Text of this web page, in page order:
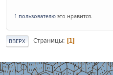
1 пользователю это нравится.
ВВЕРХ Страницы 1